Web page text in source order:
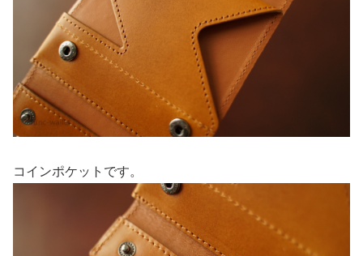
コインポケットです。